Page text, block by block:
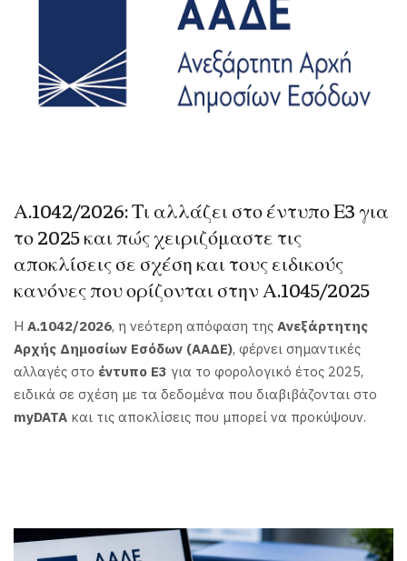
Α.1042/2026: Τι αλλάζει στο έντυπο Ε3 για
το 2025 και πώς χειριζόμαστε τις
αποκλίσεις σε σχέση και τους ειδικούς
κανόνες που ορίζονται στην Α.1045/2025
Η Α.1042/2026, η νεότερη απόφαση της Ανεξάρτητης
Αρχής Δημοσίων Εσόδων (ΑΑΔΕ), φέρνει σημαντικές
αλλαγές στο έντυπο Ε3 για το φορολογικό έτος 2025,
ειδικά σε σχέση με τα δεδομένα που διαβιβάζονται στο
myDATA και τις αποκλίσεις που μπορεί να προκύψουν.